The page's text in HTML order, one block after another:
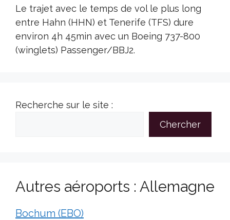
Le trajet avec le temps de vol le plus long
entre Hahn (HHN) et Tenerife (TFS) dure
environ 4h 45min avec un Boeing 737-800
(winglets) Passenger/BBJ2.
Recherche sur le site :
Chercher
Autres aéroports : Allemagne
Bochum (EBO)